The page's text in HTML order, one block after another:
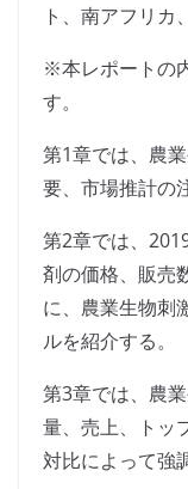
ト、南アフリカ
※本レポートの
す。
第1章では、農
要、市場推計の
第2章では、
剤の価格、販売
に、農業生物刺
ルを紹介する。
第3章では、農
量、売上、トッ
対比によって強